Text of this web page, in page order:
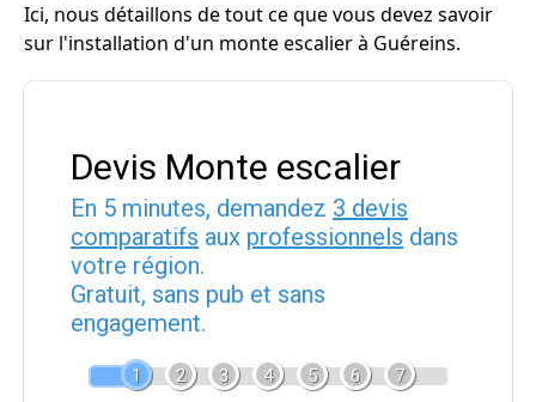
Ici, nous détaillons de tout ce que vous devez savoir
sur l'installation d'un monte escalier à Guéreins.
Devis Monte escalier
En 5 minutes, demandez 3 devis
comparatifs aux professionnels dans
votre région.
Gratuit, sans pub et sans
engagement.
1 2 3 4 5 6 7